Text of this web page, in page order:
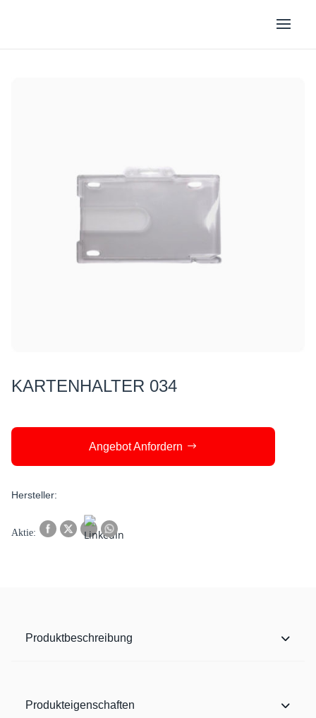
KARTENHALTER 034
Angebot Anfordern
Hersteller:
Produktbeschreibung
Produkteigenschaften